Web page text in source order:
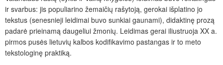
ir svarbus: jis populiarino žemaičių rašytoją, gerokai išplatino jo
tekstus (senesnieji leidimai buvo sunkiai gaunami), didaktinę prozą
padarė prieinamą daugeliui žmonių. Leidimas gerai iliustruoja XX a.
pirmos pusės lietuvių kalbos kodifikavimo pastangas ir to meto
tekstologinę praktiką.